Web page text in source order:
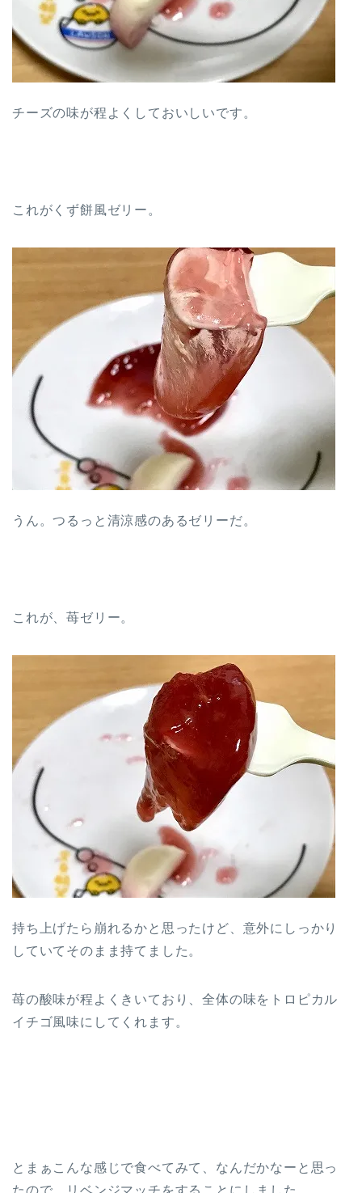
チーズの味が程よくしておいしいです。
これがくず餅風ゼリー。
うん。つるっと清涼感のあるゼリーだ。
これが、苺ゼリー。
持ち上げたら崩れるかと思ったけど、意外にしっかり
していてそのまま持てました。
苺の酸味が程よくきいており、全体の味をトロピカル
イチゴ風味にしてくれます。
とまぁこんな感じで食べてみて、なんだかなーと思っ
たので、リベンジマッチをすることにしました。